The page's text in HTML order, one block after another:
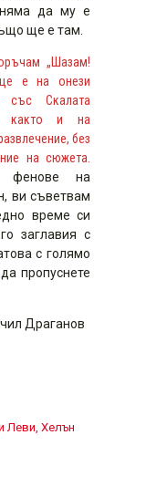
да му е
ще е там.
„Шазам!
е на онези
със Скалата
както и на
без
на сюжета.
фенове на
ви съветвам
време си
заглавия с
с голямо
пропуснете
Драганов
Леви, Хелън